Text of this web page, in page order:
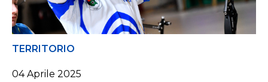
TERRITORIO
04 Aprile 2025